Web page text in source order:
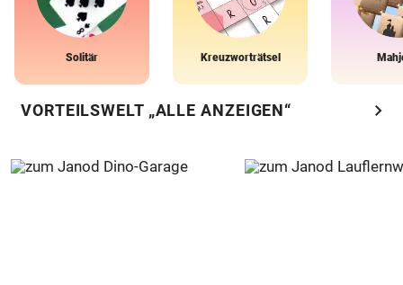
Solitär Kreuzworträtsel
VORTEILSWELT „ALLE ANZEIGEN“ chevron_right